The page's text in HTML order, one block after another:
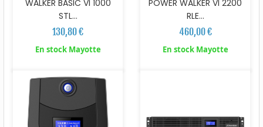
WALKER BASIC VI 1000
STL...
130,80 €
En stock Mayotte
POWER WALKER VI 2200
RLE...
460,00 €
En stock Mayotte